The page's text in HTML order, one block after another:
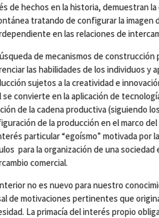
de hechos en la historia, demuestran
tratando de configurar la imagen
en las relaciones de
de mecanismos de
las habilidades de los individuos y
sujetos a la creatividad e
se convierte en la aplicación de
de la cadena productiva (siguiendo
de la producción en el marco
particular “egoísmo” motivada por
para la organización de una
comercial.
no es nuevo para nuestro
de motivaciones pertinentes que
La primacía del interés propio